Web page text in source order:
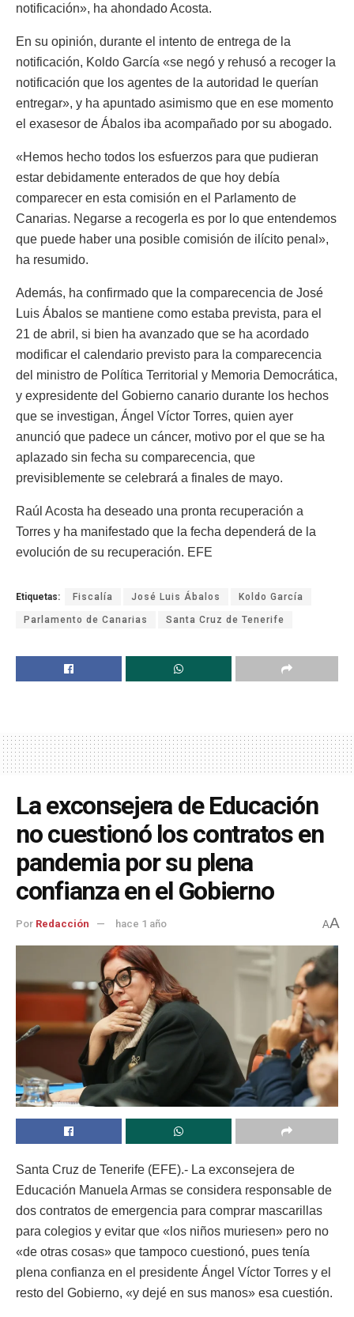
notificación», ha ahondado Acosta.
En su opinión, durante el intento de entrega de la
notificación, Koldo García «se negó y rehusó a recoger la
notificación que los agentes de la autoridad le querían
entregar», y ha apuntado asimismo que en ese momento
el exasesor de Ábalos iba acompañado por su abogado.
«Hemos hecho todos los esfuerzos para que pudieran
estar debidamente enterados de que hoy debía
comparecer en esta comisión en el Parlamento de
Canarias. Negarse a recogerla es por lo que entendemos
que puede haber una posible comisión de ilícito penal»,
ha resumido.
Además, ha confirmado que la comparecencia de José
Luis Ábalos se mantiene como estaba prevista, para el
21 de abril, si bien ha avanzado que se ha acordado
modificar el calendario previsto para la comparecencia
del ministro de Política Territorial y Memoria Democrática,
y expresidente del Gobierno canario durante los hechos
que se investigan, Ángel Víctor Torres, quien ayer
anunció que padece un cáncer, motivo por el que se ha
aplazado sin fecha su comparecencia, que
previsiblemente se celebrará a finales de mayo.
Raúl Acosta ha deseado una pronta recuperación a
Torres y ha manifestado que la fecha dependerá de la
evolución de su recuperación. EFE
Etiquetas: Fiscalía José Luis Ábalos Koldo García
Parlamento de Canarias Santa Cruz de Tenerife
La exconsejera de Educación
no cuestionó los contratos en
pandemia por su plena
confianza en el Gobierno
Por Redacción hace 1 año AA
Santa Cruz de Tenerife (EFE).- La exconsejera de
Educación Manuela Armas se considera responsable de
dos contratos de emergencia para comprar mascarillas
para colegios y evitar que «los niños muriesen» pero no
«de otras cosas» que tampoco cuestionó, pues tenía
plena confianza en el presidente Ángel Víctor Torres y el
resto del Gobierno, «y dejé en sus manos» esa cuestión.